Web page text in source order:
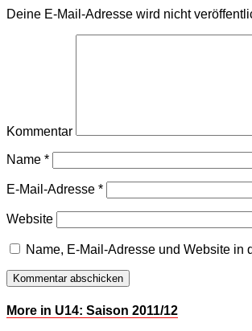
Deine E-Mail-Adresse wird nicht
Kommentar
Name *
E-Mail-Adresse *
Website
Name, E-Mail-Adresse und Website in
More in U14: Saison 2011/12